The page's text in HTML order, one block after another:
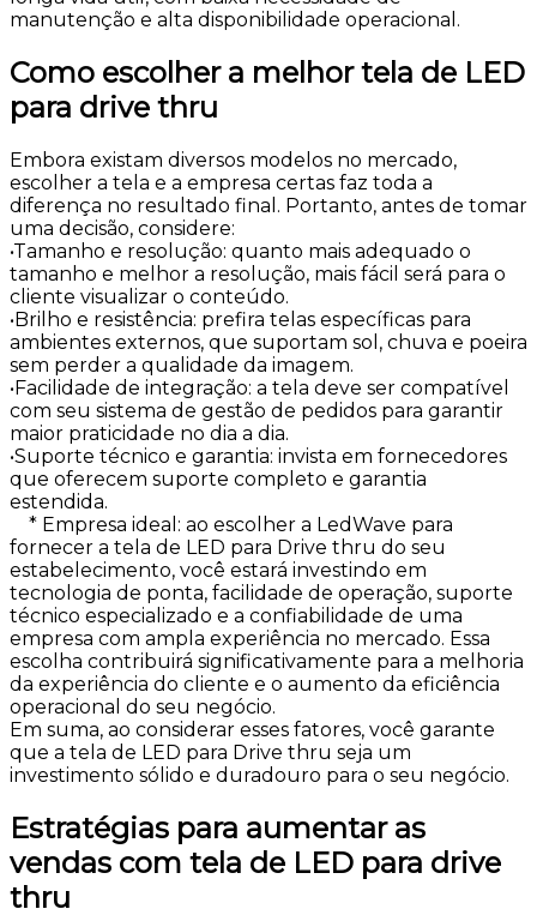
manutenção e alta disponibilidade operacional.
Como escolher a melhor tela de LED
para drive thru
Embora existam diversos modelos no mercado,
escolher a tela e a empresa certas faz toda a
diferença no resultado final. Portanto, antes de tomar
uma decisão, considere:
•Tamanho e resolução: quanto mais adequado o
tamanho e melhor a resolução, mais fácil será para o
cliente visualizar o conteúdo.
•Brilho e resistência: prefira telas específicas para
ambientes externos, que suportam sol, chuva e poeira
sem perder a qualidade da imagem.
•Facilidade de integração: a tela deve ser compatível
com seu sistema de gestão de pedidos para garantir
maior praticidade no dia a dia.
•Suporte técnico e garantia: invista em fornecedores
que oferecem suporte completo e garantia
estendida.
* Empresa ideal: ao escolher a LedWave para
fornecer a tela de LED para Drive thru do seu
estabelecimento, você estará investindo em
tecnologia de ponta, facilidade de operação, suporte
técnico especializado e a confiabilidade de uma
empresa com ampla experiência no mercado. Essa
escolha contribuirá significativamente para a melhoria
da experiência do cliente e o aumento da eficiência
operacional do seu negócio.
Em suma, ao considerar esses fatores, você garante
que a tela de LED para Drive thru seja um
investimento sólido e duradouro para o seu negócio.
Estratégias para aumentar as
vendas com tela de LED para drive
thru